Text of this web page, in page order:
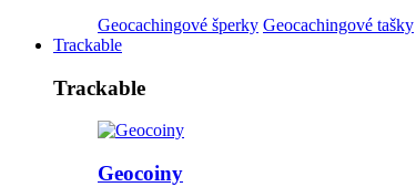
Geocachingové šperky Geocachingové tašky
Trackable
Trackable
Geocoiny